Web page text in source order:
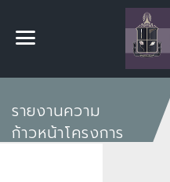
รายงานความ
ก้าวหน้าโครงการ